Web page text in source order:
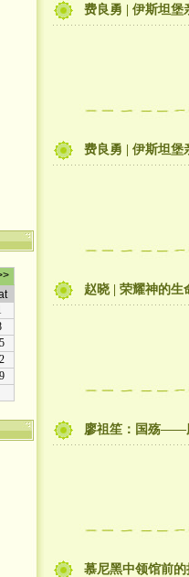
费良勇 | 伊斯坦堡
费良勇 | 伊斯坦堡
赵晓 | 荣耀神的生
廖祖笙：国殇——
慕尼黑中领馆前